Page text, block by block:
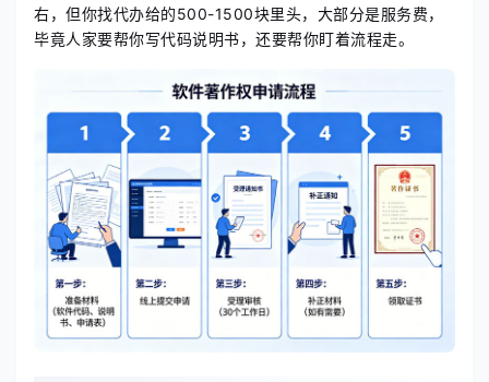
右，但你找代办给的500-1500块里头，大部分是服务费，
毕竟人家要帮你写代码说明书，还要帮你盯着流程走。